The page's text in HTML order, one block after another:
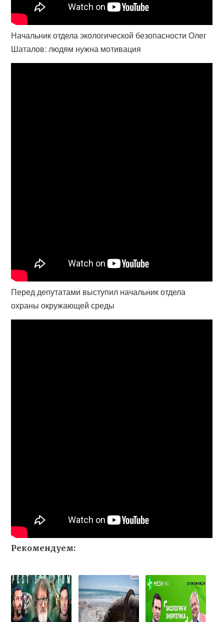
Начальник отдела экологической безопасности Олег
Шаталов: людям нужна мотивация
Перед депутатами выступил начальник отдела
охраны окружающей среды
Рекомендуем: